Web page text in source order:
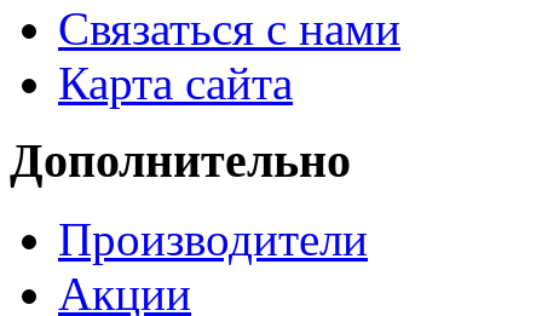
Связаться с нами
Карта сайта
Дополнительно
Производители
Акции